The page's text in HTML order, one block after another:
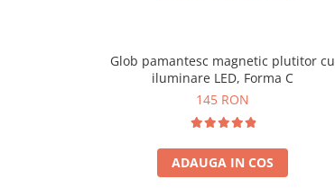
Glob pamantesc magnetic plutitor cu
iluminare LED, Forma C
145 RON
ADAUGA IN COS